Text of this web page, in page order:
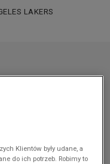
LAKERS
Klientów były udane, a
do ich potrzeb. Robimy to